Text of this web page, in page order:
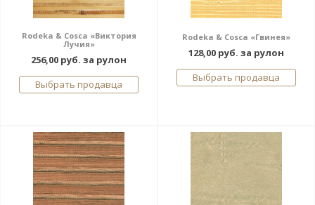
Rodeka & Cosca «Виктория
Лучия»
256,00 руб. за рулон
Выбрать продавца
Rodeka & Cosca «Гвинея»
128,00 руб. за рулон
Выбрать продавца